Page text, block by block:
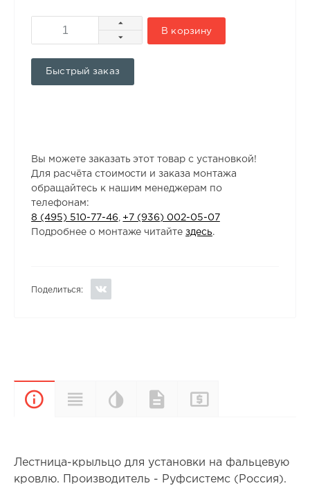
В корзину
Быстрый заказ
Вы можете заказать этот товар с установкой!
Для расчёта стоимости и заказа монтажа
обращайтесь к нашим менеджерам по
телефонам:
8 (495) 510-77-46
+7 (936) 002-05-07
Подробнее о монтаже читайтездесь.
Поделиться:
ОписаниеХарактеристики
Цветовая
палитра
Документы
Лестница-крыльцо для установки на фальцевую
кровлю. Производитель - Руфсистемс (Россия).